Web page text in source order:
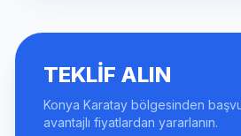
TEKLIF ALIN
Konya Karatay bölgesinden
avantajlı fiyatlardan yararlanın.